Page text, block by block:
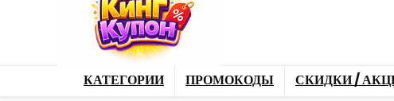
КАТЕГОРИИ ПРОМОКОДЫ СКИДКИ /